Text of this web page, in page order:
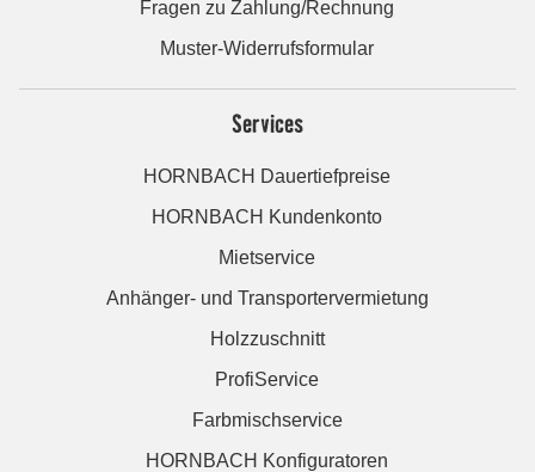
Fragen zu Zahlung/Rechnung
Muster-Widerrufsformular
Services
HORNBACH Dauertiefpreise
HORNBACH Kundenkonto
Mietservice
Anhänger- und Transportervermietung
Holzzuschnitt
ProfiService
Farbmischservice
HORNBACH Konfiguratoren